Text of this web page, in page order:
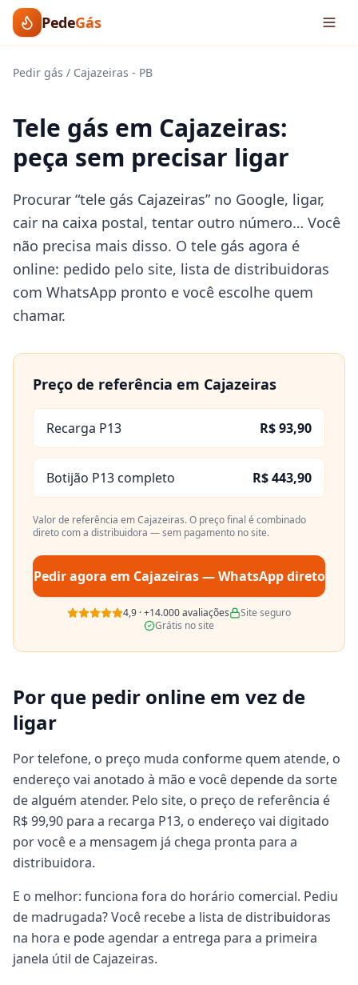
PedeGás
Pedir gás / Cajazeiras - PB
Tele gás em Cajazeiras:
peça sem precisar ligar
Procurar “tele gás Cajazeiras” no Google, ligar,
cair na caixa postal, tentar outro número… Você
não precisa mais disso. O tele gás agora é
online: pedido pelo site, lista de distribuidoras
com WhatsApp pronto e você escolhe quem
chamar.
Preço de referência em Cajazeiras
Recarga P13 R$ 93,90
Botijão P13 completo R$ 443,90
Valor de referência emCajazeiras. O preço final é combinado
direto com a distribuidora — sem pagamento no site.
Pedir agora em Cajazeiras— WhatsApp direto
4,9 ·+14.000avaliações
Site seguro
Grátis no site
Por que pedir online em vez de
ligar
Por telefone, o preço muda conforme quem atende, o
endereço vai anotado à mão e você depende da sorte
de alguém atender. Pelo site, o preço de referência é
R$ 99,90 para a recarga P13, o endereço vai digitado
por você e a mensagem já chega pronta para a
distribuidora.
E o melhor: funciona fora do horário comercial. Pediu
de madrugada? Você recebe a lista de distribuidoras
na hora e pode agendar a entrega para a primeira
janela útil de Cajazeiras.